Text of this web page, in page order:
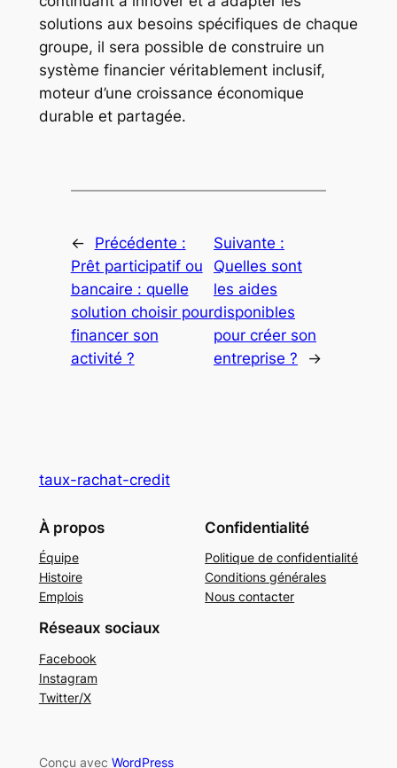
solutions aux besoins spécifiques de chaque
groupe, il sera possible de construire un
système financier véritablement inclusif,
moteur d’une croissance économique
durable et partagée.
←
Précédente :
Prêt participatif ou
bancaire : quelle
solution choisir pour
financer son
activité ?
Suivante :
Quelles sont
les aides
disponibles
pour créer son
entreprise ?
→
taux-rachat-credit
À propos
Équipe
Histoire
Emplois
Confidentialité
Politique de confidentialité
Conditions générales
Nous contacter
Réseaux sociaux
Facebook
Instagram
Twitter/X
Conçu avec WordPress